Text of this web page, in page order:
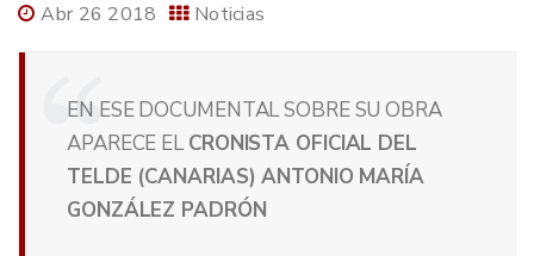
Abr 26 2018 Noticias
EN ESE DOCUMENTAL SOBRE SU OBRA
APARECE ELCRONISTA OFICIAL DEL
TELDE (CANARIAS) ANTONIO MARÍA
GONZÁLEZ PADRÓN